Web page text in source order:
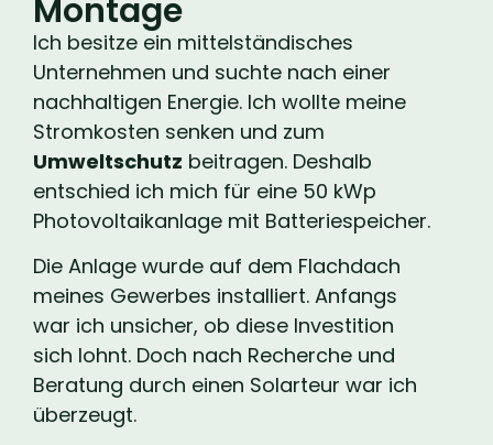
Montage
Ich besitze ein mittelständisches
Unternehmen und suchte nach einer
nachhaltigen Energie. Ich wollte meine
Stromkosten senken und zum
Umweltschutz beitragen. Deshalb
entschied ich mich für eine 50 kWp
Photovoltaikanlage mit Batteriespeicher.
Die Anlage wurde auf dem Flachdach
meines Gewerbes installiert. Anfangs
war ich unsicher, ob diese Investition
sich lohnt. Doch nach Recherche und
Beratung durch einen Solarteur war ich
überzeugt.